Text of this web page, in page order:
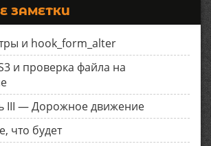
ЗАМЕТКИ
и hook_form_alter
и проверка файла на
III — Дорожное движение
что будет